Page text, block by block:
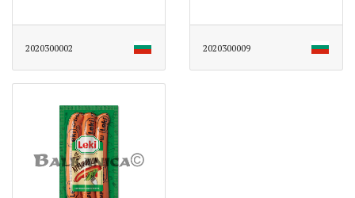
2020300002 2020300009